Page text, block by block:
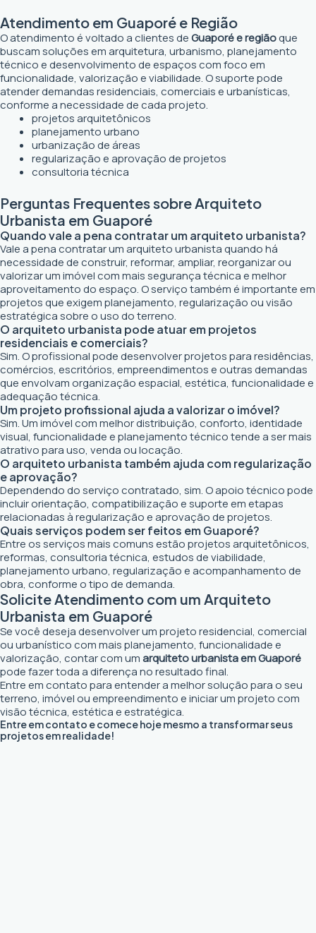
Atendimento em Guaporé e Região
O atendimento é voltado a clientes deGuaporé e regiãoque
buscam soluções em arquitetura, urbanismo, planejamento
técnico e desenvolvimento de espaços com foco em
funcionalidade, valorização e viabilidade. O suporte pode
atender demandas residenciais, comerciais e urbanísticas,
conforme a necessidade de cada projeto.
projetos arquitetônicos
planejamento urbano
urbanização de áreas
regularização e aprovação de projetos
consultoria técnica
Perguntas Frequentes sobre Arquiteto
Urbanista em Guaporé
Quando vale a pena contratar um arquiteto urbanista?
Vale a pena contratar um arquiteto urbanista quando há
necessidade de construir, reformar, ampliar, reorganizar ou
valorizar um imóvel com mais segurança técnica e melhor
aproveitamento do espaço. O serviço também é importante em
projetos que exigem planejamento, regularização ou visão
estratégica sobre o uso do terreno.
O arquiteto urbanista pode atuar em projetos
residenciais e comerciais?
Sim. O profissional pode desenvolver projetos para residências,
comércios, escritórios, empreendimentos e outras demandas
que envolvam organização espacial, estética, funcionalidade e
adequação técnica.
Um projeto profissional ajuda a valorizar o imóvel?
Sim. Um imóvel com melhor distribuição, conforto, identidade
visual, funcionalidade e planejamento técnico tende a ser mais
atrativo para uso, venda ou locação.
O arquiteto urbanista também ajuda com regularização
e aprovação?
Dependendo do serviço contratado, sim. O apoio técnico pode
incluir orientação, compatibilização e suporte em etapas
relacionadas à regularização e aprovação de projetos.
Quais serviços podem ser feitos em Guaporé?
Entre os serviços mais comuns estão projetos arquitetônicos,
reformas, consultoria técnica, estudos de viabilidade,
planejamento urbano, regularização e acompanhamento de
obra, conforme o tipo de demanda.
Solicite Atendimento com um Arquiteto
Urbanista em Guaporé
Se você deseja desenvolver um projeto residencial, comercial
ou urbanístico com mais planejamento, funcionalidade e
valorização, contar com umarquiteto urbanista em Guaporé
pode fazer toda a diferença no resultado final.
Entre em contato para entender a melhor solução para o seu
terreno, imóvel ou empreendimento e iniciar um projeto com
visão técnica, estética e estratégica.
Entre em contato e comece hoje mesmo a transformar seus
projetos em realidade!